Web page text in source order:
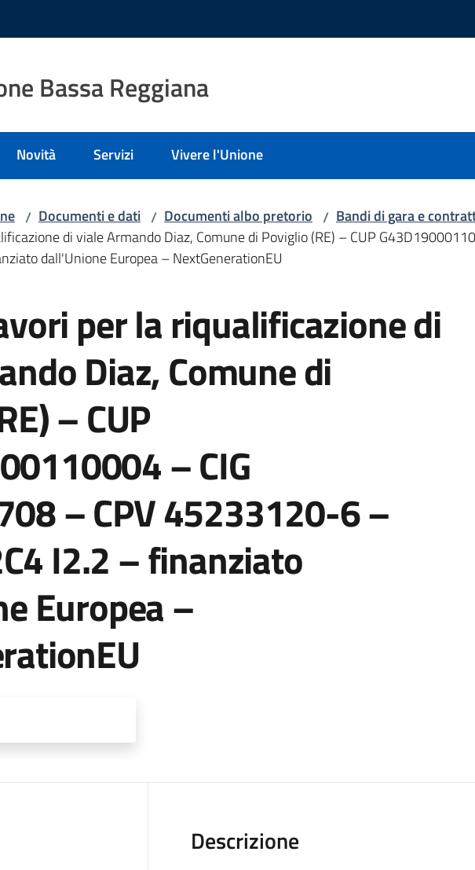
Bassa Reggiana
Novità Servizi Vivere l'Unione
/ Documenti e dati / Documenti albo pretorio / Bandi di gara e
di viale Armando Diaz, Comune di Poviglio (RE) – CUP
dall'Unione Europea – NextGenerationEU
per la riqualificazione di
Diaz, Comune di
– CUP
– CIG
– CPV 45233120-6 –
I2.2 – finanziato
Europea –
Descrizione